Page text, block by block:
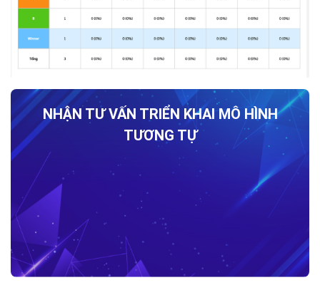
NHẬN TƯ VẤN TRIỂN KHAI MÔ HÌNH
TƯƠNG TỰ